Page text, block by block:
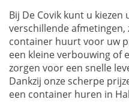
Bij De Covik kunt u
verschillende
container huurt voor uw
een kleine verbouwing of
zorgen voor een snelle
Dankzij onze scherpe
een container huren in